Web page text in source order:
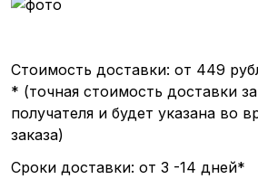
Стоимость доставки: от 449
* (точная стоимость доставки
получателя и будет указана во
заказа)
Сроки доставки: от 3 -14 дней*